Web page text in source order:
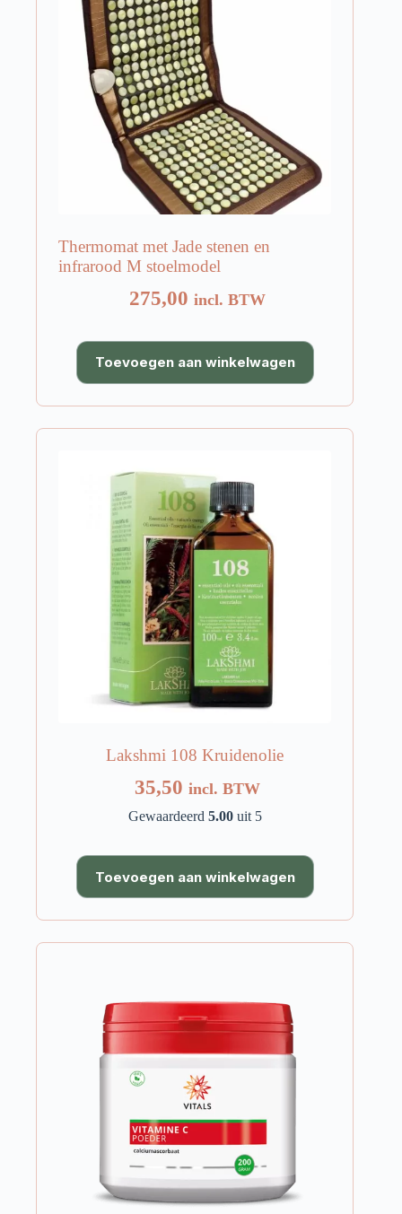
Thermomat met Jade stenen en
infrarood M stoelmodel
275,00 incl. BTW
Toevoegen aan winkelwagen
Lakshmi 108 Kruidenolie
35,50 incl. BTW
Gewaardeerd 5.00uit 5
Toevoegen aan winkelwagen